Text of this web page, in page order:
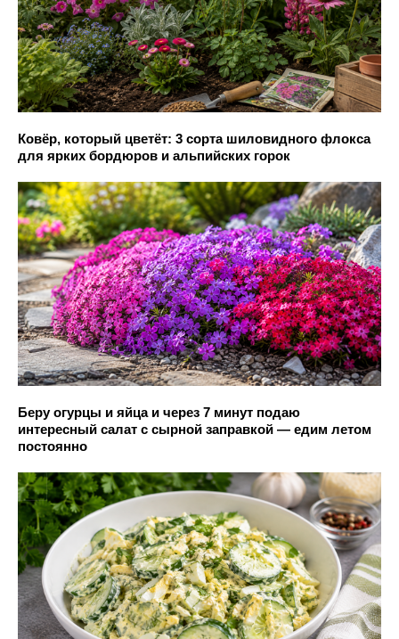
Ковёр, который цветёт: 3 сорта шиловидного флокса
для ярких бордюров и альпийских горок
Беру огурцы и яйца и через 7 минут подаю
интересный салат с сырной заправкой — едим летом
постоянно